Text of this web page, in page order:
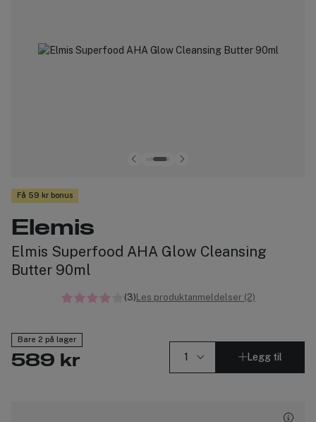
Få 59 kr bonus
Elemis
Elmis Superfood AHA Glow Cleansing
Butter 90ml
(3) Les produktanmeldelser (2)
Bare 2 på lager
589 kr Legg til